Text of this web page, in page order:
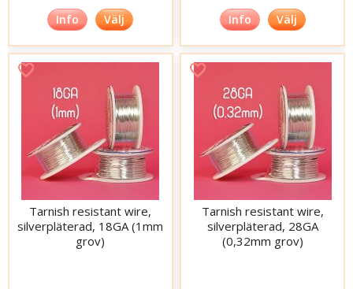
Info Välj Info Välj
Tarnish resistant wire,
silverpläterad, 18GA (1mm
grov)
Tarnish resistant wire,
silverpläterad, 28GA
(0,32mm grov)